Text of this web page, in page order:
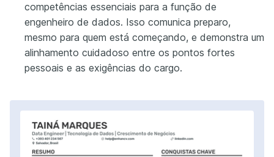
competências essenciais para a função de
engenheiro de dados. Isso comunica preparo,
mesmo para quem está começando, e demonstra um
alinhamento cuidadoso entre os pontos fortes
pessoais e as exigências do cargo.